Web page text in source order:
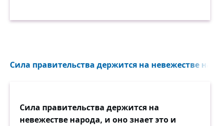
Сила правительства держится на невежестве
Сила правительства держится на
невежестве народа, и оно знает это и